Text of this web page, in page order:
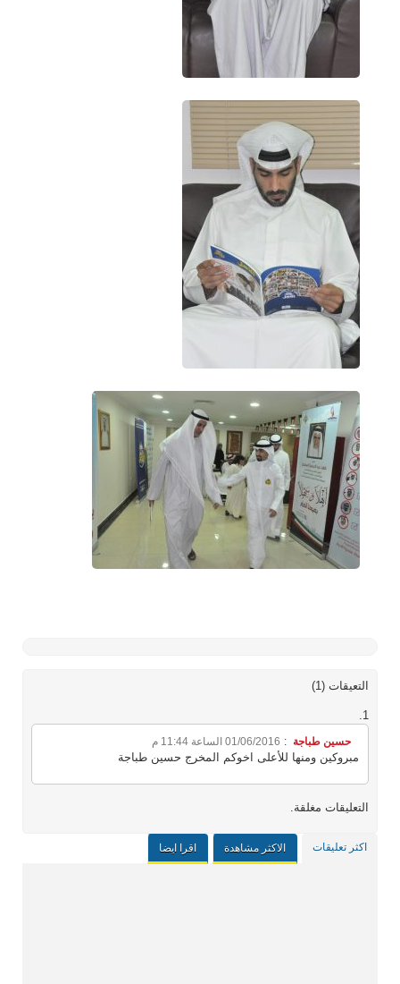
التعيقات (1)
حسين طباجة : 01/06/2016 الساعة 11:44 م
مبروكين ومنها للأعلى اخوكم المخرج حسين طباجة
التعليقات مغلقة.
اكثر تعليقات الاكثر مشاهدة اقرا ايضا